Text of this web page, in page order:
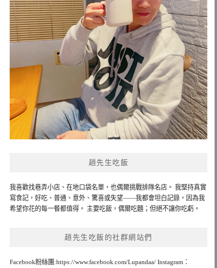
趙先生吃飯
我喜歡找巷弄小店、在地口袋名單，也偶爾挑戰排隊名店。 我堅持真實
寫食記，好吃、普通、意外、驚喜或失望——我都會坦白記錄，因為我
希望你花的每一餐都值得。 主要吃飯，偶爾吃麵；但絕不讓你吃虧。
趙先生吃飯的社群網站們
Facebook粉絲團:https://www.facebook.com/Lupandaa/ Instagram：